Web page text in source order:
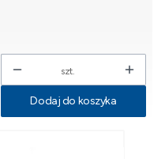
szt.
Dodaj do koszyka